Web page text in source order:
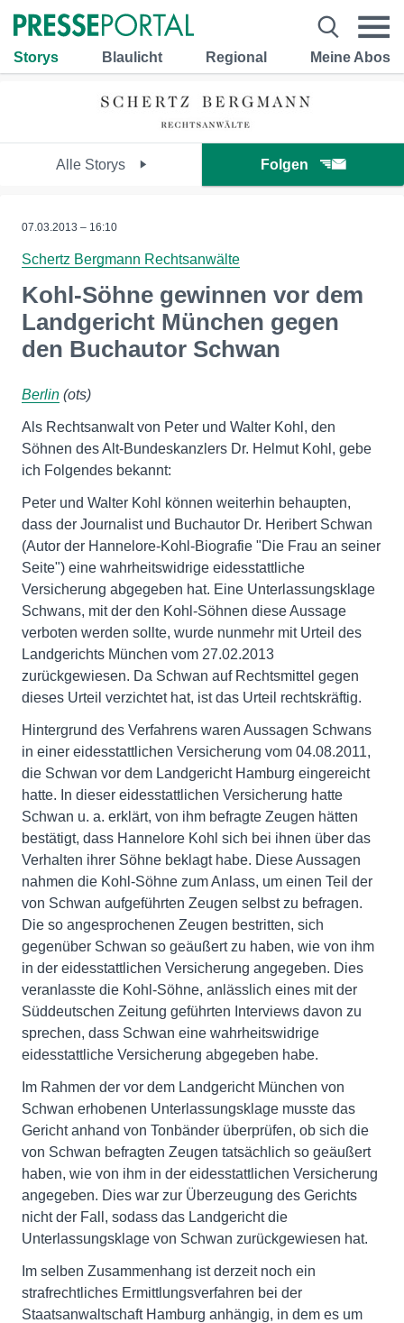
Storys Blaulicht Regional Meine Abos
Alle Storys Folgen
07.03.2013 – 16:10
Schertz Bergmann Rechtsanwälte
Kohl-Söhne gewinnen vor dem
Landgericht München gegen
den Buchautor Schwan
Berlin (ots)
Als Rechtsanwalt von Peter und Walter Kohl, den
Söhnen des Alt-Bundeskanzlers Dr. Helmut Kohl, gebe
ich Folgendes bekannt:
Peter und Walter Kohl können weiterhin behaupten,
dass der Journalist und Buchautor Dr. Heribert Schwan
(Autor der Hannelore-Kohl-Biografie "Die Frau an seiner
Seite") eine wahrheitswidrige eidesstattliche
Versicherung abgegeben hat. Eine Unterlassungsklage
Schwans, mit der den Kohl-Söhnen diese Aussage
verboten werden sollte, wurde nunmehr mit Urteil des
Landgerichts München vom 27.02.2013
zurückgewiesen. Da Schwan auf Rechtsmittel gegen
dieses Urteil verzichtet hat, ist das Urteil rechtskräftig.
Hintergrund des Verfahrens waren Aussagen Schwans
in einer eidesstattlichen Versicherung vom 04.08.2011,
die Schwan vor dem Landgericht Hamburg eingereicht
hatte. In dieser eidesstattlichen Versicherung hatte
Schwan u. a. erklärt, von ihm befragte Zeugen hätten
bestätigt, dass Hannelore Kohl sich bei ihnen über das
Verhalten ihrer Söhne beklagt habe. Diese Aussagen
nahmen die Kohl-Söhne zum Anlass, um einen Teil der
von Schwan aufgeführten Zeugen selbst zu befragen.
Die so angesprochenen Zeugen bestritten, sich
gegenüber Schwan so geäußert zu haben, wie von ihm
in der eidesstattlichen Versicherung angegeben. Dies
veranlasste die Kohl-Söhne, anlässlich eines mit der
Süddeutschen Zeitung geführten Interviews davon zu
sprechen, dass Schwan eine wahrheitswidrige
eidesstattliche Versicherung abgegeben habe.
Im Rahmen der vor dem Landgericht München von
Schwan erhobenen Unterlassungsklage musste das
Gericht anhand von Tonbänder überprüfen, ob sich die
von Schwan befragten Zeugen tatsächlich so geäußert
haben, wie von ihm in der eidesstattlichen Versicherung
angegeben. Dies war zur Überzeugung des Gerichts
nicht der Fall, sodass das Landgericht die
Unterlassungsklage von Schwan zurückgewiesen hat.
Im selben Zusammenhang ist derzeit noch ein
strafrechtliches Ermittlungsverfahren bei der
Staatsanwaltschaft Hamburg anhängig, in dem es um